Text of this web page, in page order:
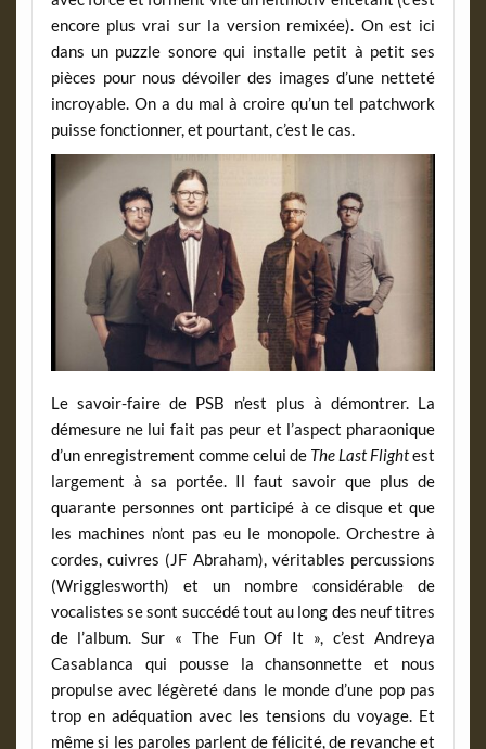
encore plus vrai sur la version remixée). On est ici
dans un puzzle sonore qui installe petit à petit ses
pièces pour nous dévoiler des images d’une netteté
incroyable. On a du mal à croire qu’un tel patchwork
puisse fonctionner, et pourtant, c’est le cas.
Le savoir-faire de PSB n’est plus à démontrer. La
démesure ne lui fait pas peur et l’aspect pharaonique
d’un enregistrement comme celui de The Last Flightest
largement à sa portée. Il faut savoir que plus de
quarante personnes ont participé à ce disque et que
les machines n’ont pas eu le monopole. Orchestre à
cordes, cuivres (JF Abraham), véritables percussions
(Wrigglesworth) et un nombre considérable de
vocalistes se sont succédé tout au long des neuf titres
de l’album. Sur « The Fun Of It », c’est Andreya
Casablanca qui pousse la chansonnette et nous
propulse avec légèreté dans le monde d’une pop pas
trop en adéquation avec les tensions du voyage. Et
même si les paroles parlent de félicité, de revanche et